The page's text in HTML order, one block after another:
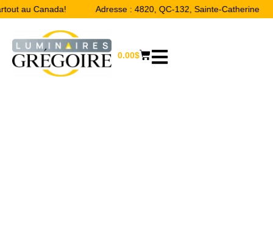
au Canada! Adresse : 4820, QC-132, Sainte-Catherine
0.00$